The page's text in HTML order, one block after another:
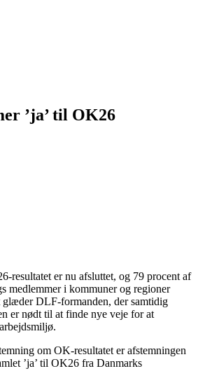
’ja’ til OK26
resultatet er nu afsluttet, og 79 procent af
medlemmer i kommuner og regioner
glæder DLF-formanden, der samtidig
er nødt til at finde nye veje for at
om OK-resultatet er afstemningen
’ja’ til OK26 fra Danmarks